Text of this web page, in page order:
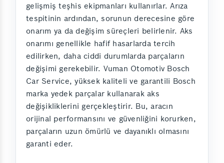
gelişmiş teşhis ekipmanları kullanırlar. Arıza
tespitinin ardından, sorunun derecesine göre
onarım ya da değişim süreçleri belirlenir. Aks
onarımı genellikle hafif hasarlarda tercih
edilirken, daha ciddi durumlarda parçaların
değişimi gerekebilir. Vuman Otomotiv Bosch
Car Service, yüksek kaliteli ve garantili Bosch
marka yedek parçalar kullanarak aks
değişikliklerini gerçekleştirir. Bu, aracın
orijinal performansını ve güvenliğini korurken,
parçaların uzun ömürlü ve dayanıklı olmasını
garanti eder.